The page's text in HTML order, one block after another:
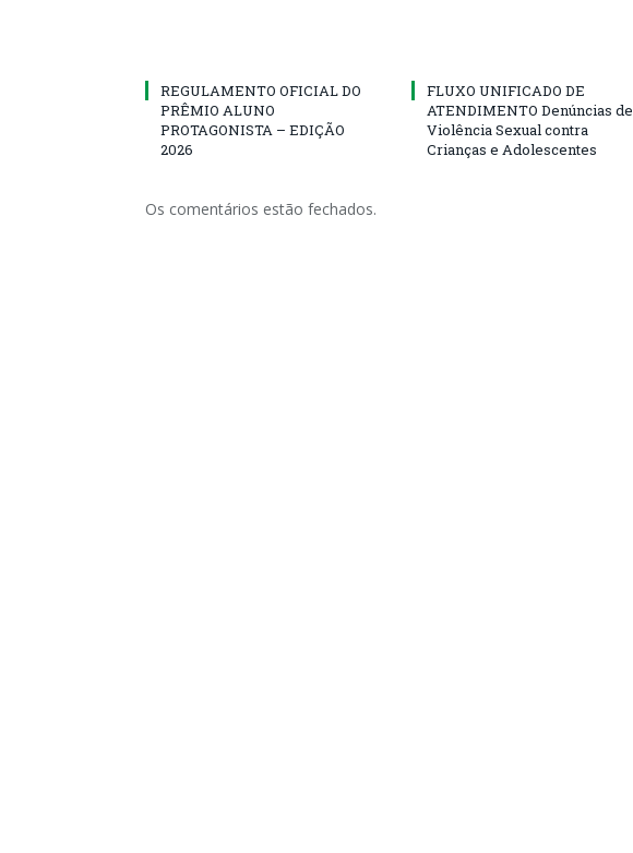
REGULAMENTO OFICIAL DO
PRÊMIO ALUNO
PROTAGONISTA – EDIÇÃO
2026
FLUXO UNIFICADO DE
ATENDIMENTO Denúncias de
Violência Sexual contra
Crianças e Adolescentes
Os comentários estão fechados.